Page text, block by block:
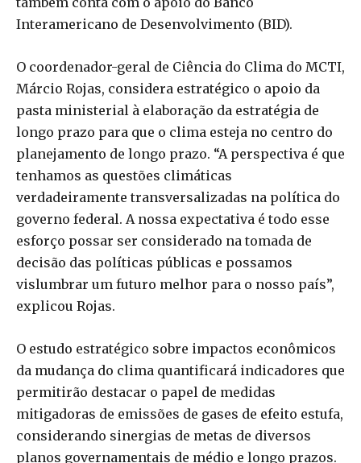
Interamericano de Desenvolvimento (BID).
O coordenador-geral de Ciência do Clima do MCTI,
Márcio Rojas, considera estratégico o apoio da
pasta ministerial à elaboração da estratégia de
longo prazo para que o clima esteja no centro do
planejamento de longo prazo. “A perspectiva é que
tenhamos as questões climáticas
verdadeiramente transversalizadas na política do
governo federal. A nossa expectativa é todo esse
esforço possar ser considerado na tomada de
decisão das políticas públicas e possamos
vislumbrar um futuro melhor para o nosso país”,
explicou Rojas.
O estudo estratégico sobre impactos econômicos
da mudança do clima quantificará indicadores que
permitirão destacar o papel de medidas
mitigadoras de emissões de gases de efeito estufa,
considerando sinergias de metas de diversos
planos governamentais de médio e longo prazos.